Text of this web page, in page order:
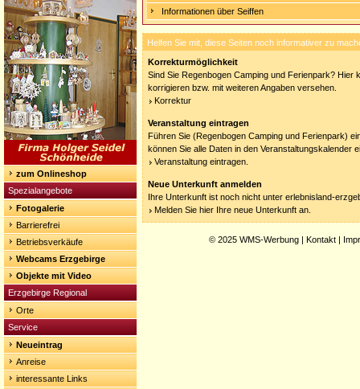
zum Onlineshop
Spezialangebote
Fotogalerie
Barrierefrei
Betriebsverkäufe
Webcams Erzgebirge
Objekte mit Video
Erzgebirge Regional
Orte
Service
Neueintrag
Anreise
interessante Links
Informationen über Seiffen
Helfen Sie mit, diese Seiten noch informativer zu
Korrekturmöglichkeit
Sind Sie Regenbogen Camping und Ferienpark? Hier
korrigieren bzw. mit weiteren Angaben versehen.
Korrektur
Veranstaltung eintragen
Führen Sie (Regenbogen Camping und Ferienpark)
können Sie alle Daten in den Veranstaltungskalender
Veranstaltung eintragen.
Neue Unterkunft anmelden
Ihre Unterkunft ist noch nicht unter erlebnisland-
Melden Sie hier Ihre neue Unterkunft an.
© 2025 WMS-Werbung | Kontakt |